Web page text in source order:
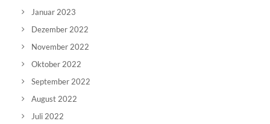
Januar 2023
Dezember 2022
November 2022
Oktober 2022
September 2022
August 2022
Juli 2022